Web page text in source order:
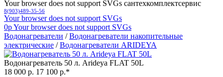
Your browser does not support SVGs сантехкомплектсервис
8(903)489-35-56
Your browser does not support SVGs
0pYour browser does not support SVGs
Водонагреватели /Водонагреватели накопительные
электрические /Водонагреватели ARIDEYA
Водонагреватель 50 л. Arideya FLAT 50L
18 000 р. 17 100 р.*